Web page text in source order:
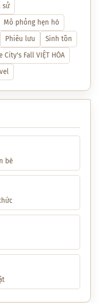
sử
Mô phỏng hẹn hò
Phiêu lưu
Sinh tồn
City's Fall VIỆT HÓA
bè